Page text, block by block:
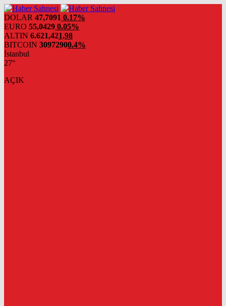
DOLAR 47,7091 0.17%
EURO 55,0429 0.05%
ALTIN 6.621,421,98
BITCOIN 30972900.4%
İstanbul
27°
AÇIK